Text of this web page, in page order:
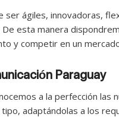
ágiles, innovadoras,
esta manera
y competir en un
Paraguay
a la perfección
adaptándolas a los